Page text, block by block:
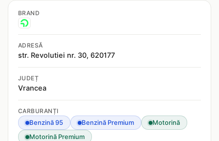
BRAND
ADRESĂ
str. Revolutiei nr. 30, 620177
JUDEȚ
Vrancea
CARBURANȚI
Benzină 95 Benzină Premium
Motorină
Motorină Premium